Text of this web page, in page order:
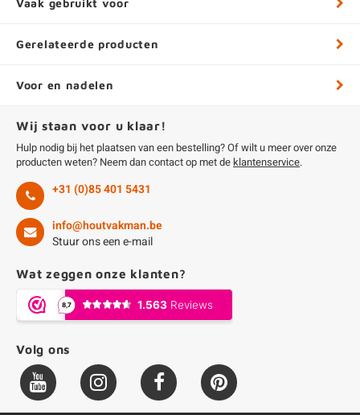
Vaak gebruikt voor
Gerelateerde producten
Voor en nadelen
Wij staan voor u klaar!
Hulp nodig bij het plaatsen van een bestelling? Of wilt u meer over onze
producten weten? Neem dan contact op met de klantenservice.
+31 (0)85 401 5431
info@houtvakman.be
Stuur ons een e-mail
Wat zeggen onze klanten?
Volg ons